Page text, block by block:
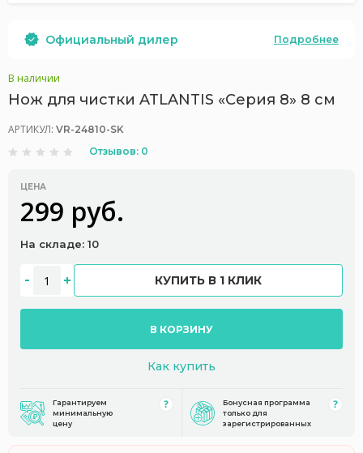
Официальный дилер Подробнее
В наличии
Нож для чистки ATLANTIS «Серия 8» 8 см
АРТИКУЛ: VR-24810-SK
Отзывов: 0
ЦЕНА
299 руб.
На складе: 10
КУПИТЬ В 1 КЛИК
В КОРЗИНУ
Как купить
Гарантируем
минимальную
цену
Бонусная программа
только для
зарегистрированных